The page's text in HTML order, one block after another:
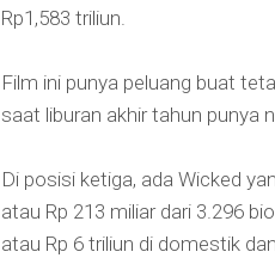
Rp1,583 triliun.
Film ini punya peluang buat
saat liburan akhir tahun punya
Di posisi ketiga, ada Wicked
atau Rp 213 miliar dari 3.296
atau Rp 6 triliun di domestik